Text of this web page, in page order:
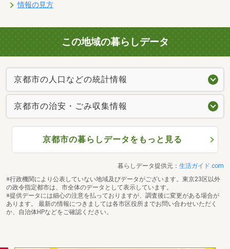
情報の見方
この地域の暮らしデータ
京都市の人口などの統計情報
京都市の治安・ごみ収集情報
京都市の暮らしデータをもっと見る
暮らしデータ提供元： 生活ガイド.com
※行政機関により公表していない地域及びデータがございます。東京23区以外
の政令指定都市は、市全体のデータとして表示しています。
※提供データには細心の注意を払っておりますが、調査後に変更がある場合が
あります。 最新の情報につきましては各市区役所までお問い合わせいただく
か、自治体HPなどをご確認ください。